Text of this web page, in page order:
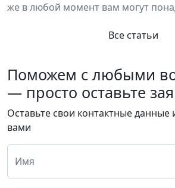
же в любой момент вам могут
Все статьи
Поможем с любыми
— просто оставьте
Оставьте свои контактные
вами